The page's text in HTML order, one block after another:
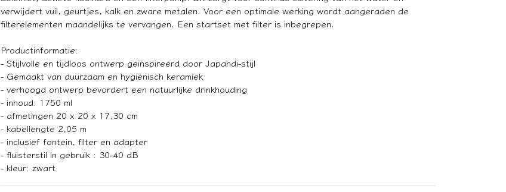
verwijdert vuil, geurtjes, kalk en zware metalen. Voor een optimale werking wordt aangeraden de
filterelementen maandelijks te vervangen. Een startset met filter is inbegrepen.
Productinformatie:
- Stijlvolle en tijdloos ontwerp geïnspireerd door Japandi-stijl
- Gemaakt van duurzaam en hygiënisch keramiek
- verhoogd ontwerp bevordert een natuurlijke drinkhouding
- inhoud: 1750 ml
- afmetingen 20 x 20 x 17,30 cm
- kabellengte 2,05 m
- inclusief fontein, filter en adapter
- fluisterstil in gebruik : 30-40 dB
- kleur: zwart